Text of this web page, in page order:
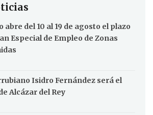
abre del 10 al 19 de agosto el plazo
Especial de Empleo de Zonas
Isidro Fernández será el
Alcázar del Rey